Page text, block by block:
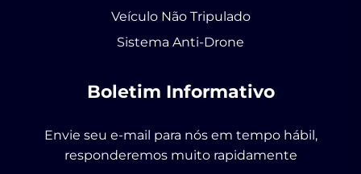
Veículo Não Tripulado
Sistema Anti-Drone
Boletim Informativo
Envie seu e-mail para nós em tempo hábil,
responderemos muito rapidamente